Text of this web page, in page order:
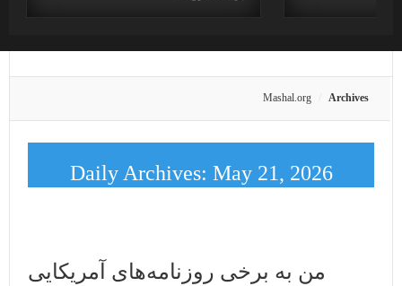
Mashal.org Archives
Daily Archives: May 21, 2026
من به برخی روزنامه‌های آمریکایی